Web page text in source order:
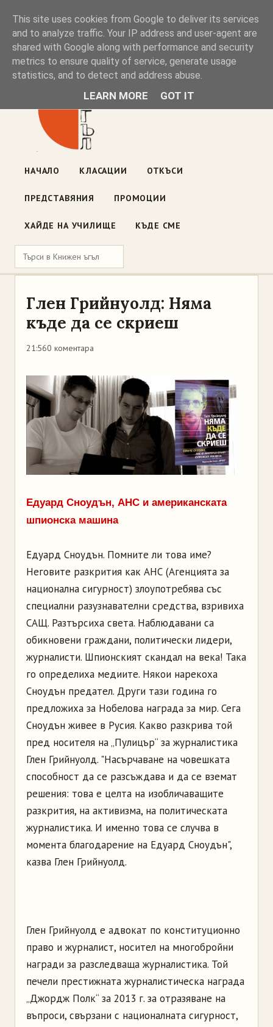
Книжен ъгъл
Блог на книжарницата — класации, откъси, нови книги
ул. „Оборище" 117, София· пон–пет 10:00–19:00 ·
НАЧАЛО КЛАСАЦИИ ОТКЪСИ
ПРЕДСТАВЯНИЯ ПРОМОЦИИ
ХАЙДЕ НА УЧИЛИЩЕ КЪДЕ СМЕ
Глен Грийнуолд: Няма
къде да се скриеш
21:560 коментара
Едуард Сноудън, АНС и американската
шпионска машина
Едуард Сноудън. Помните ли това име?
Неговите разкрития как АНС (Агенцията за
национална сигурност) злоупотребява със
специални разузнавателни средства, взривиха
САЩ. Разтърсиха света. Наблюдавани са
обикновени граждани, политически лидери,
журналисти. Шпионският скандал на века! Така
го определиха медиите. Някои нарекоха
Сноудън предател. Други тази година го
предложиха за Нобелова награда за мир. Сега
Сноудън живее в Русия. Какво разкрива той
пред носителя на „Пулицър“ за журналистика
Глен Грийнуолд. "Насърчаване на човешката
способност да се разсъждава и да се вземат
решения: това е целта на изобличаващите
разкрития, на активизма, на политическата
журналистика. И именно това се случва в
момента благодарение на Едуард Сноудън",
казва Глен Грийнуолд.
Глен Грийнуолд е адвокат по конституционно
право и журналист, носител на многобройни
награди за разследваща журналистика. Той
печели престижната журналистическа награда
„Джордж Полк“ за 2013 г. за отразяване на
въпроси, свързани с националната сигурност,
This site uses cookies from Google to deliver its services
and to analyze traffic. Your IP address and user-agent are
shared with Google along with performance and security
metrics to ensure quality of service, generate usage
statistics, and to detect and address abuse.
LEARN MORE GOT IT